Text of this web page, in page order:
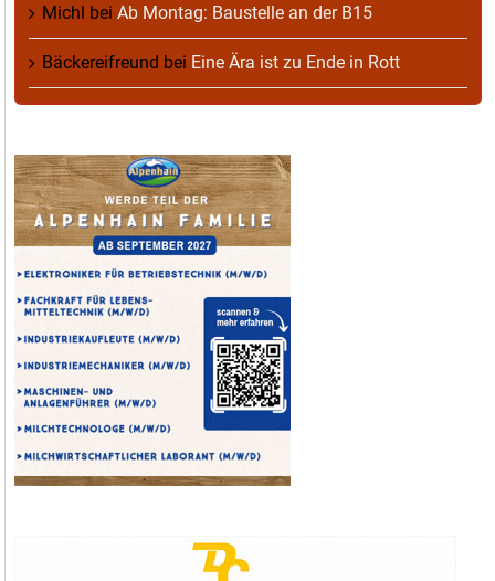
Michl bei Ab Montag: Baustelle an der B15
Bäckereifreund bei Eine Ära ist zu Ende in Rott